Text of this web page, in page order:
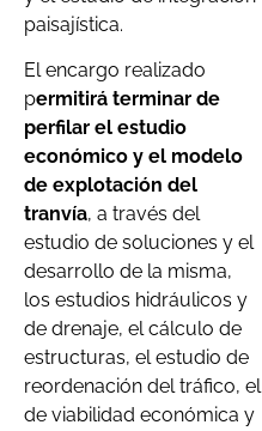
paisajística.
El encargo realizado
permitirá terminar de
perfilar el estudio
económico y el modelo
de explotación del
tranvía, a través del
estudio de soluciones y el
desarrollo de la misma,
los estudios hidráulicos y
de drenaje, el cálculo de
estructuras, el estudio de
reordenación del tráfico, el
de viabilidad económica y